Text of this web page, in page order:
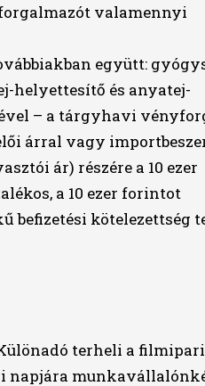
valamennyi
együtt:
helyettesítő és anyatej-
– a tárgyhavi
árral vagy
ár) részére a 10 ezer
a 10 ezer forintot
befizetési kötelezettség
terheli a filmipari
napjára